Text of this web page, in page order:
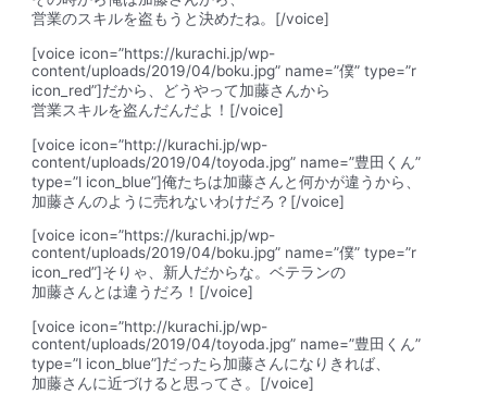
営業のスキルを盗もうと決めたね。[/voice]
[voice icon=”https://kurachi.jp/wp-
content/uploads/2019/04/boku.jpg” name=”僕” type=”r
icon_red”]だから、どうやって加藤さんから
営業スキルを盗んだんだよ！[/voice]
[voice icon=”http://kurachi.jp/wp-
content/uploads/2019/04/toyoda.jpg” name=”豊田くん”
type=”l icon_blue”]俺たちは加藤さんと何かが違うから
加藤さんのように売れないわけだろ？[/voice]
[voice icon=”https://kurachi.jp/wp-
content/uploads/2019/04/boku.jpg” name=”僕” type=”r
icon_red”]そりゃ、新人だからな。ベテランの
加藤さんとは違うだろ！[/voice]
[voice icon=”http://kurachi.jp/wp-
content/uploads/2019/04/toyoda.jpg” name=”豊田くん”
type=”l icon_blue”]だったら加藤さんになりきれば
加藤さんに近づけると思ってさ。[/voice]